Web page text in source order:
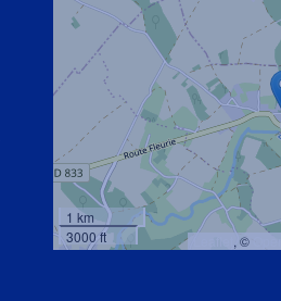
1 km
3000 ft
, ©